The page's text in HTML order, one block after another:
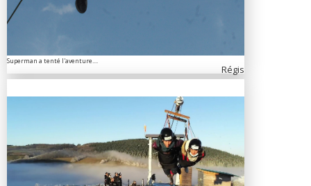
Superman a tenté l'aventure....
Régis